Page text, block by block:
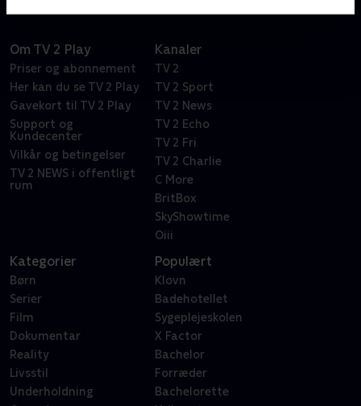
Om TV 2 Play
Priser og abonnement
Her kan du se TV 2 Play
Gavekort til TV 2 Play
Support og
Kundecenter
Vilkår og betingelser
TV 2 NEWS i offentligt
rum
Kanaler
TV 2
TV 2 Sport
TV 2 News
TV 2 Echo
TV 2 Fri
TV 2 Charlie
C More
BritBox
SkyShowtime
Oiii
Kategorier
Børn
Serier
Film
Dokumentar
Reality
Livsstil
Underholdning
Populært
Klovn
Badehotellet
Sygeplejeskolen
X Factor
Bachelor
Forræder
Bachelorette